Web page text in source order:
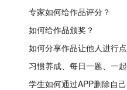
专家如何给作品评分？
如何给作品颁奖？
如何分享作品让他人进行
习惯养成、每日一题、一
学生如何通过APP删除自